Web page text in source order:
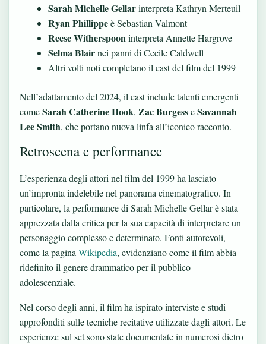
Sarah Michelle Gellarinterpreta Kathryn Merteuil
Ryan Phillippeè Sebastian Valmont
Reese Witherspoon interpreta Annette Hargrove
Selma Blairnei panni di Cecile Caldwell
Altri volti noti completano il cast del film del 1999
Nell’adattamento del 2024, il cast include talenti emergenti
comeSarah Catherine Hook, Zac BurgesseSavannah
Lee Smith, che portano nuova linfa all’iconico racconto.
Retroscena e performance
L’esperienza degli attori nel film del 1999 ha lasciato
un’impronta indelebile nel panorama cinematografico. In
particolare, la performance di Sarah Michelle Gellar è stata
apprezzata dalla critica per la sua capacità di interpretare un
personaggio complesso e determinato. Fonti autorevoli,
come la paginaWikipedia, evidenziano come il film abbia
ridefinito il genere drammatico per il pubblico
adolescenziale.
Nel corso degli anni, il film ha ispirato interviste e studi
approfonditi sulle tecniche recitative utilizzate dagli attori. Le
esperienze sul set sono state documentate in numerosi dietro